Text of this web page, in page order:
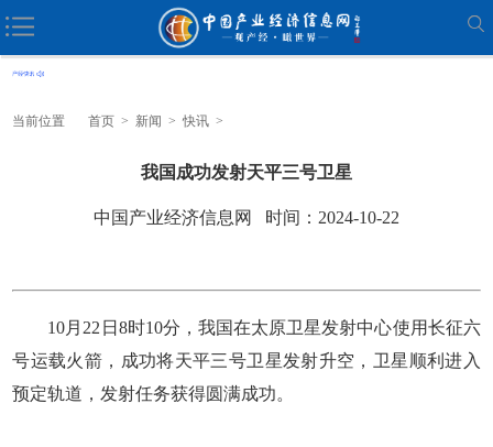
当前位置 首页 > 新闻 > 快讯 >
我国成功发射天平三号卫星
中国产业经济信息网 时间：2024-10-22
10月22日8时10分，我国在太原卫星发射中心使用长征六
号运载火箭，成功将天平三号卫星发射升空，卫星顺利进入
预定轨道，发射任务获得圆满成功。